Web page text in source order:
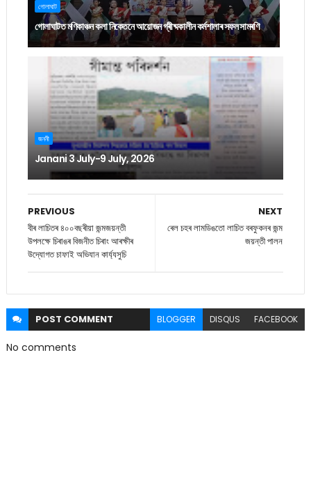
গোলাঘাট
গোলাঘাটত মণিকাঞ্চন কলা নিকেতনে আয়োজন গ্ৰীষ্মকালীন কৰ্মশালাৰ সফল সামৰণি
জননী
Janani 3 July-9 July, 2026
NEXT
ৰেল চহৰ লামডিঙতো লাচিত বৰফুকনৰ জন্ম
জয়ন্তী পালন
PREVIOUS
বীৰ লাচিতৰ ৪০০বছৰীয়া জন্মজয়ন্তী
উপলক্ষে চিৰাঙৰ বিজনীত চিৰাং আৰক্ষীৰ
উদ্যোগত চাফাই অভিযান কাৰ্য্যসুচি
POST COMMENT BLOGGER DISQUS FACEBOOK
No comments